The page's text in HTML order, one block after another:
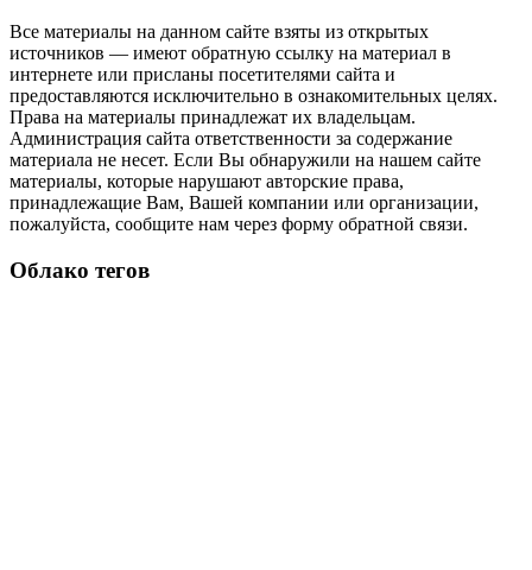
Все материалы на данном сайте взяты из открытых
источников — имеют обратную ссылку на материал в
интернете или присланы посетителями сайта и
предоставляются исключительно в ознакомительных целях.
Права на материалы принадлежат их владельцам.
Администрация сайта ответственности за содержание
материала не несет. Если Вы обнаружили на нашем сайте
материалы, которые нарушают авторские права,
принадлежащие Вам, Вашей компании или организации,
пожалуйста, сообщите нам через форму обратной связи.
Облако тегов